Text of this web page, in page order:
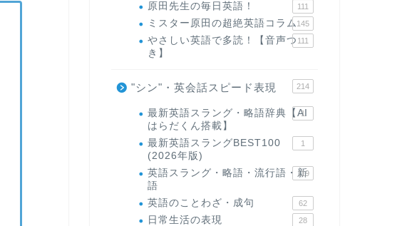
原田先生の毎日英語！ 111
ミスター原田の超絶英語コラム145
やさしい英語で多読！【音声つ
き】
111
"シン"・英会話スピード表現 214
最新英語スラング・略語辞典【AI
はらだくん搭載】
1
最新英語スラングBEST100
(2026年版)
1
英語スラング・略語・流行語・新
語
119
英語のことわざ・成句 62
日常生活の表現 28